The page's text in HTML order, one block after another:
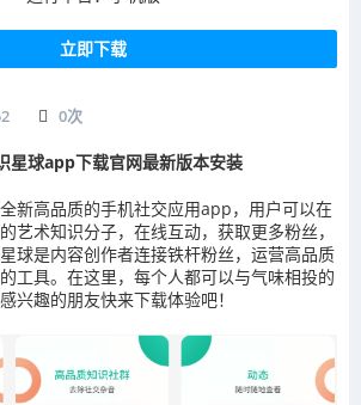
立即下载
0次
星球app下载官网最新版本安装
新高品质的手机社交应用app，用户可以在
艺术知识分子，在线互动，获取更多粉丝，
球是内容创作者连接铁杆粉丝，运营高品质
工具。在这里，每个人都可以与气味相投的
兴趣的朋友快来下载体验吧！